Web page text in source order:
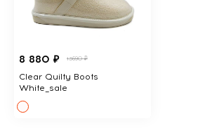
8 880 ₽ 13690 ₽
Clear Quilty Boots
White_sale